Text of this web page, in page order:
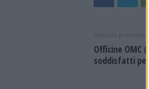
Officine OMC
soddisfatti